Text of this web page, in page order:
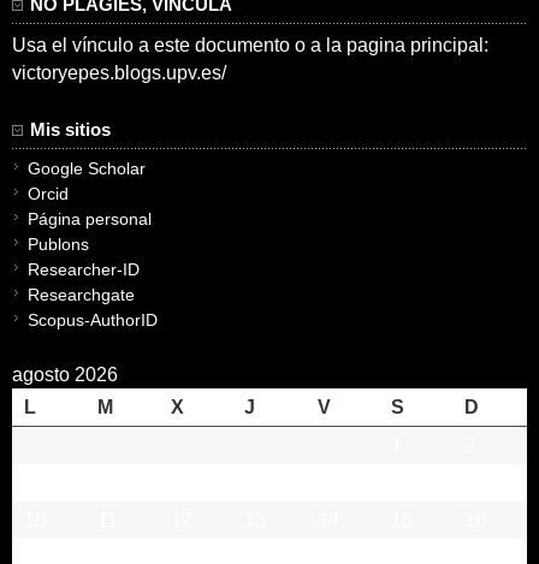
NO PLAGIES, VINCULA
Usa el vínculo a este documento o a la pagina principal:
victoryepes.blogs.upv.es/
Mis sitios
Google Scholar
Orcid
Página personal
Publons
Researcher-ID
Researchgate
Scopus-AuthorID
agosto 2026
L
M X J V S
D